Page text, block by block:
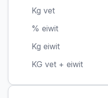
Kg vet
% eiwit
Kg eiwit
KG vet + eiwit